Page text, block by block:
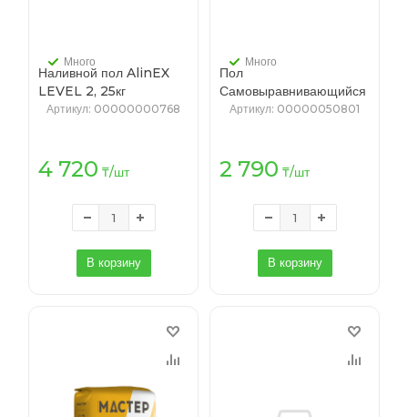
Наливной пол AlinEX
LEVEL 2, 25кг
(цементный)
Много
Артикул: 00000000768
4 720 ₸/шт
В корзину
Пол
Самовыравнивающийся
GERMIX GF-177 PRO
Много
Артикул: 00000050801
2 790 ₸/шт
В корзину